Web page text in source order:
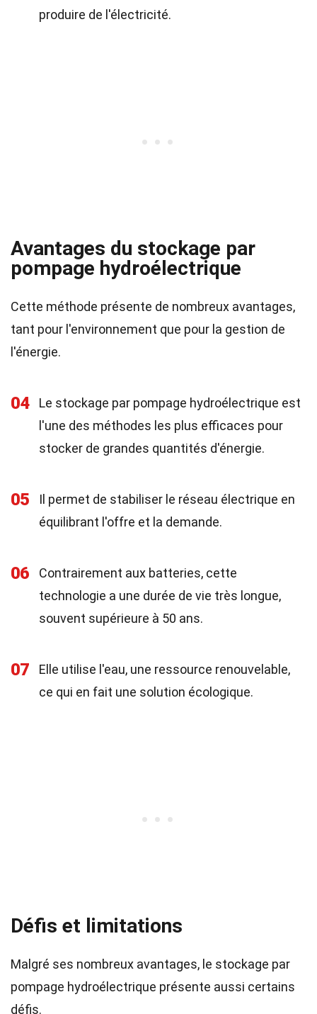
produire de l'électricité.
Avantages du stockage par
pompage hydroélectrique
Cette méthode présente de nombreux avantages,
tant pour l'environnement que pour la gestion de
l'énergie.
04
Le stockage par pompage hydroélectrique est
l'une des méthodes les plus efficaces pour
stocker de grandes quantités d'énergie.
05
Il permet de stabiliser le réseau électrique en
équilibrant l'offre et la demande.
06
Contrairement aux batteries, cette
technologie a une durée de vie très longue,
souvent supérieure à 50 ans.
07
Elle utilise l'eau, une ressource renouvelable,
ce qui en fait une solution écologique.
Défis et limitations
Malgré ses nombreux avantages, le stockage par
pompage hydroélectrique présente aussi certains
défis.